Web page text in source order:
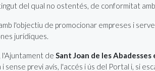
del qual no ostentés, de conformitat
l'objectiu de promocionar empreses i
jurídiques.
de Sant Joan de les
sense previ avís, l'accés i ús del Portal i, si